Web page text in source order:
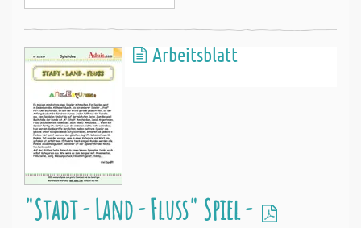
Arbeitsblatt
"Stadt - Land - Fluss" Spiel -